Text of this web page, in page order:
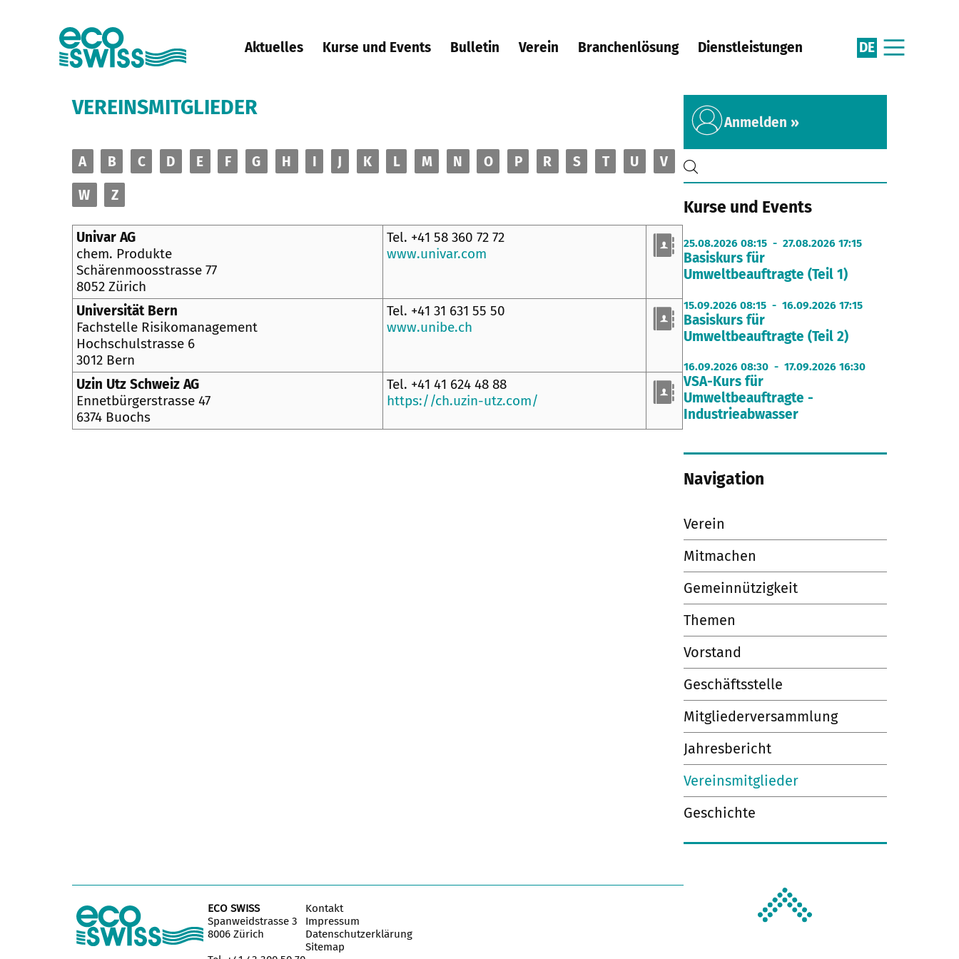
Aktuelles Kurse und Events Bulletin Verein Branchenlösung Dienstleistungen DE
VEREINSMITGLIEDER
A B C D E F G H I J K L M N O P R S T U V
W Z
Univar AG
chem. Produkte
Schärenmoosstrasse 77
8052 Zürich
Tel. +41 58 360 72 72
www.univar.com
Universität Bern
Fachstelle Risikomanagement
Hochschulstrasse 6
3012 Bern
Tel. +41 31 631 55 50
www.unibe.ch
Uzin Utz Schweiz AG
Ennetbürgerstrasse 47
6374 Buochs
Tel. +41 41 624 48 88
https://ch.uzin-utz.com/
Anmelden »
Kurse und Events
25.08.2026 08:15 - 27.08.2026 17:15
Basiskurs für
Umweltbeauftragte (Teil 1)
15.09.2026 08:15 - 16.09.2026 17:15
Basiskurs für
Umweltbeauftragte (Teil 2)
16.09.2026 08:30 - 17.09.2026 16:30
VSA-Kurs für
Umweltbeauftragte -
Industrieabwasser
Navigation
Verein
Mitmachen
Gemeinnützigkeit
Themen
Vorstand
Geschäftsstelle
Mitgliederversammlung
Jahresbericht
Vereinsmitglieder
Geschichte
ECO SWISS
Spanweidstrasse 3
8006 Zürich
Kontakt
Impressum
Datenschutzerklärung
Sitemap